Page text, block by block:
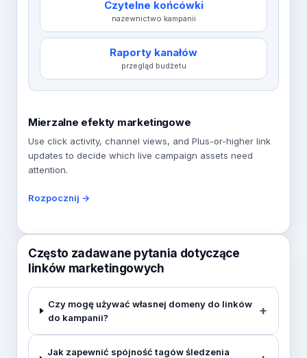
Czytelne końcówki
nazewnictwo kampanii
Raporty kanałów
przegląd budżetu
Mierzalne efekty marketingowe
Use click activity, channel views, and Plus-or-higher link
updates to decide which live campaign assets need
attention.
Rozpocznij →
Często zadawane pytania dotyczące
linków marketingowych
Czy mogę używać własnej domeny do linków
do kampanii?
Jak zapewnić spójność tagów śledzenia